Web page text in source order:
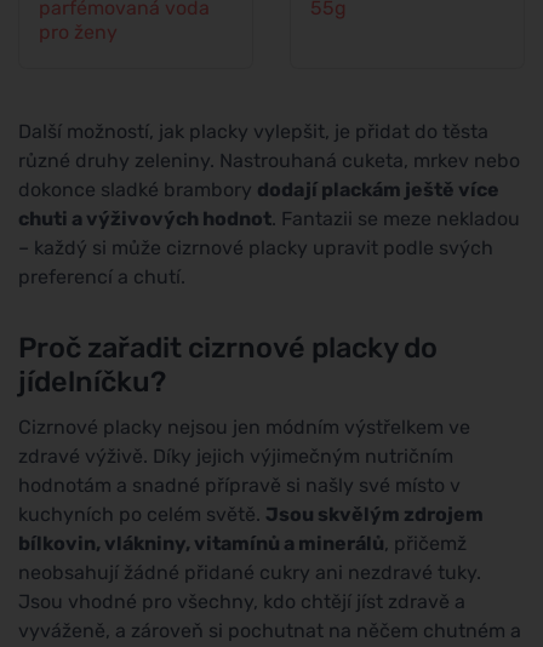
parfémovaná voda
pro ženy
55g
Další možností, jak placky vylepšit, je přidat do těsta
různé druhy zeleniny. Nastrouhaná cuketa, mrkev nebo
dokonce sladké brambory dodají plackám ještě více
chuti a výživových hodnot. Fantazii se meze nekladou
– každý si může cizrnové placky upravit podle svých
preferencí a chutí.
Proč zařadit cizrnové placky do
jídelníčku?
Cizrnové placky nejsou jen módním výstřelkem ve
zdravé výživě. Díky jejich výjimečným nutričním
hodnotám a snadné přípravě si našly své místo v
kuchyních po celém světě. Jsou skvělým zdrojem
bílkovin, vlákniny, vitamínů a minerálů, přičemž
neobsahují žádné přidané cukry ani nezdravé tuky.
Jsou vhodné pro všechny, kdo chtějí jíst zdravě a
vyváženě, a zároveň si pochutnat na něčem chutném a